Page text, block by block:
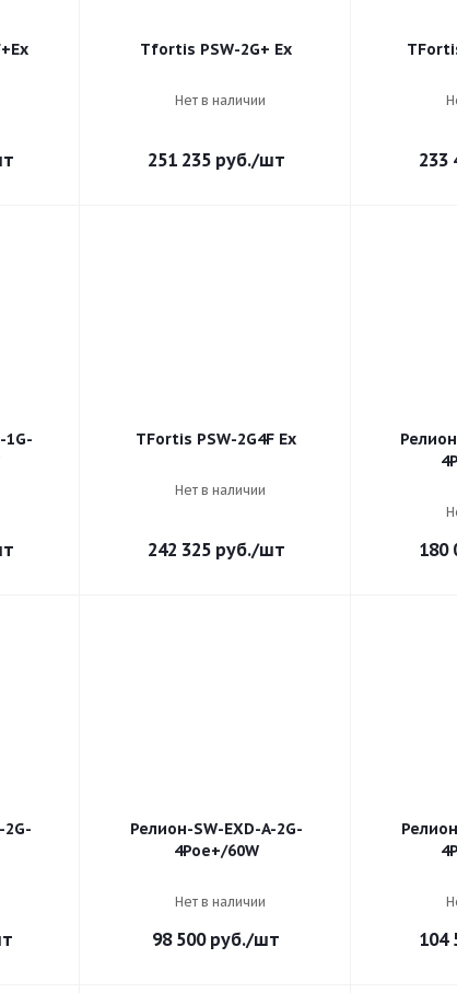
Tfortis PSW-2G+ Ex
Нет в наличии
251 235руб./шт 233
1G-
TFortis PSW-2G4F Ex
Нет в наличии
242 325руб./шт 180
2G-
Релион-SW-EXD-A-2G-
4Poe+/60W
Нет в наличии
98 500руб./шт 104